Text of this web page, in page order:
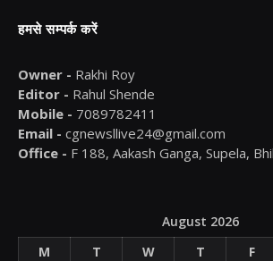
हमसे सम्पर्क करें
Owner - Rakhi Roy
Editor - Rahul Shende
Mobile - 7089782411
Email - cgnewsllive24@gmail.com
Office - F 188, Aakash Ganga, Supela,
August 2026
M
T W T F